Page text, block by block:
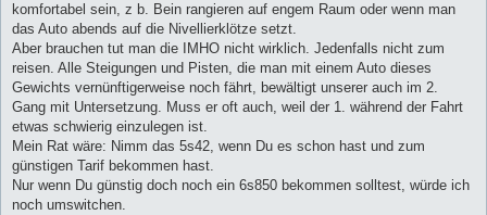
komfortabel sein, z b. Bein rangieren auf engem Raum oder wenn man
das Auto abends auf die Nivellierklötze setzt.
Aber brauchen tut man die IMHO nicht wirklich. Jedenfalls nicht zum
reisen. Alle Steigungen und Pisten, die man mit einem Auto dieses
Gewichts vernünftigerweise noch fährt, bewältigt unserer auch im 2.
Gang mit Untersetzung. Muss er oft auch, weil der 1. während der Fahrt
etwas schwierig einzulegen ist.
Mein Rat wäre: Nimm das 5s42, wenn Du es schon hast und zum
günstigen Tarif bekommen hast.
Nur wenn Du günstig doch noch ein 6s850 bekommen solltest, würde ich
noch umswitchen.